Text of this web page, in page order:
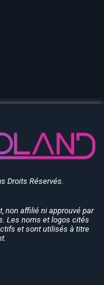
Droits Réservés.
non affilié ni approuvé par
Les noms et logos cités
et sont utilisés à titre